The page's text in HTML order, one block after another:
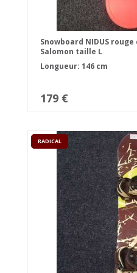
Snowboard NIDUS
Salomon taille L
Longueur: 146 cm
179 €
RADICAL